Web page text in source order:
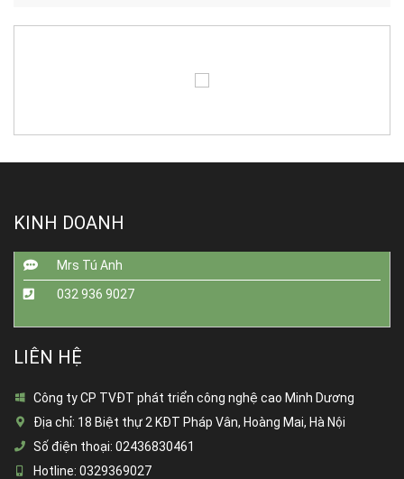
KINH DOANH
Mrs Tú Anh
032 936 9027
LIÊN HỆ
Công ty CP TVĐT phát triển công nghệ cao Minh Dương
Địa chỉ: 18 Biệt thự 2 KĐT Pháp Vân, Hoàng Mai, Hà Nội
Số điện thoại: 02436830461
Hotline: 0329369027